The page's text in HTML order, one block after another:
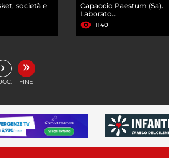
società e
Capaccio Paestum (Sa).
Laborato...
1140
› »
FINE